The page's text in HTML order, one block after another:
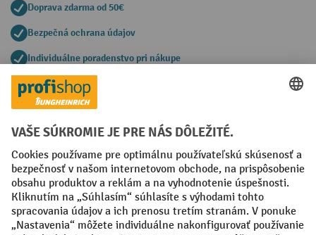
Doprava zdarma od 50€
Bezpečná ochrana údajov
Individuálne poradenstvo pri nákupe
Spôsoby platby
Faktúra Predplatba
Sociálne siete